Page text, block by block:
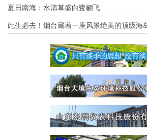
夏日南海：水清草盛白鹭翩飞
此生必去！烟台藏着一座风景绝美的顶级海